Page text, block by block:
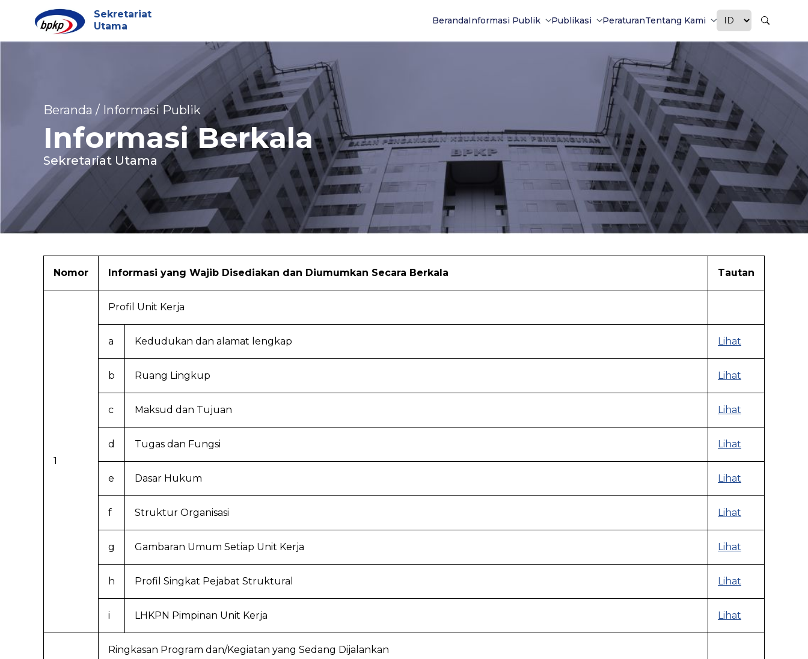
Sekretariat
Utama
BerandaInformasi Publik Publikasi PeraturanTentang Kami
Beranda / Informasi Publik
Informasi Berkala
Sekretariat Utama
Nomor Informasi yang Wajib Disediakan dan Diumumkan Secara Berkala Tautan
1
Profil Unit Kerja
a Kedudukan dan alamat lengkap Lihat
b Ruang Lingkup Lihat
c Maksud dan Tujuan Lihat
d Tugas dan Fungsi Lihat
e Dasar Hukum Lihat
f Struktur Organisasi Lihat
g Gambaran Umum Setiap Unit Kerja Lihat
h Profil Singkat Pejabat Struktural Lihat
i LHKPN Pimpinan Unit Kerja Lihat
Ringkasan Program dan/Kegiatan yang Sedang Dijalankan